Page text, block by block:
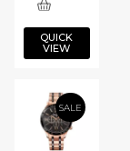
QUICK
VIEW
SALE